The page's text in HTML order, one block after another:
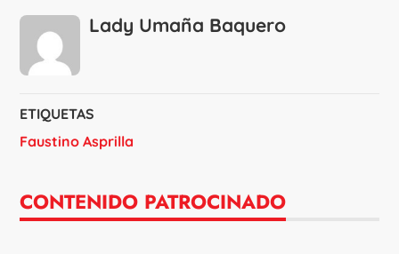
Lady Umaña Baquero
ETIQUETAS
Faustino Asprilla
CONTENIDO PATROCINADO